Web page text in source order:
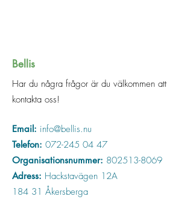
Bellis
Har du några frågor är du välkommen att
kontakta oss!
Email: info@bellis.nu
Telefon: 072-245 04 47
Organisationsnummer: 802513-8069
Adress: Hackstavägen 12A
184 31 Åkersberga